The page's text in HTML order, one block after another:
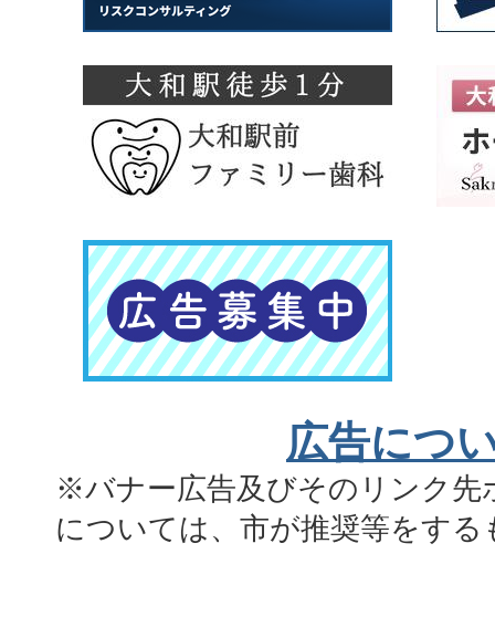
広告につ
※バナー広告及びそのリンク先
については、市が推奨等をす